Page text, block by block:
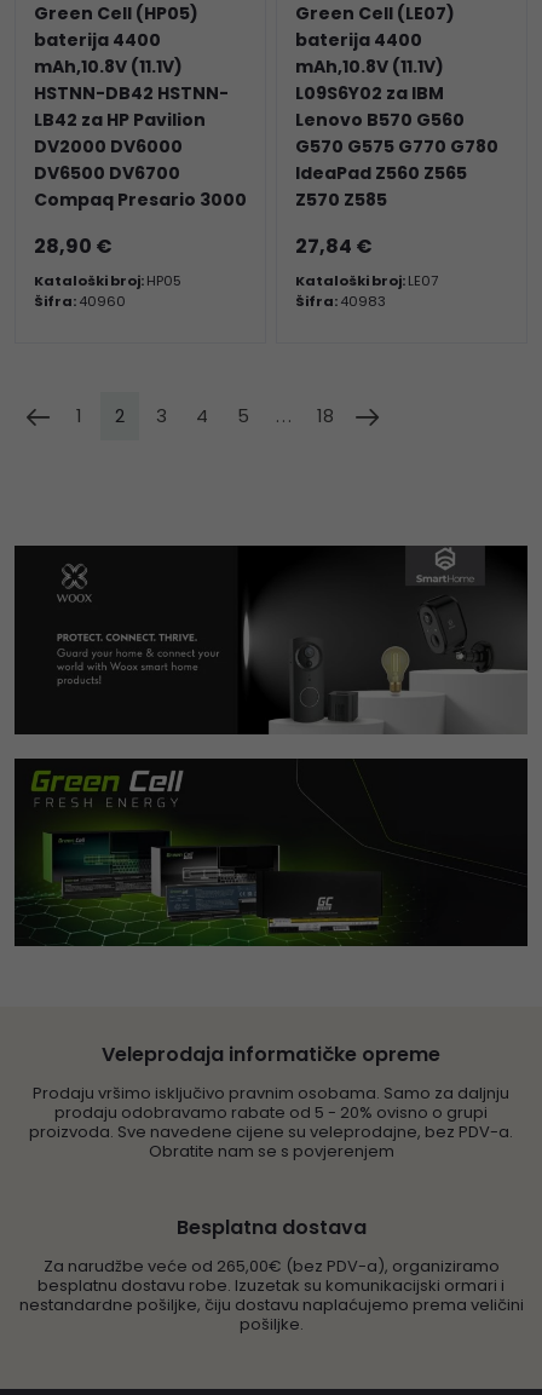
Green Cell (HP05)
baterija 4400
mAh,10.8V (11.1V)
HSTNN-DB42 HSTNN-
LB42 za HP Pavilion
DV2000 DV6000
DV6500 DV6700
Compaq Presario 3000
28,90 €
Kataloški broj:HP05
Šifra:40960
Green Cell (LE07)
baterija 4400
mAh,10.8V (11.1V)
L09S6Y02 za IBM
Lenovo B570 G560
G570 G575 G770 G780
IdeaPad Z560 Z565
Z570 Z585
27,84 €
Kataloški broj:LE07
Šifra:40983
1 2 3 4 5 ... 18
Veleprodaja informatičke opreme
Prodaju vršimo isključivo pravnim osobama. Samo za daljnju
prodaju odobravamo rabate od 5 - 20% ovisno o grupi
proizvoda. Sve navedene cijene su veleprodajne, bez PDV-a.
Obratite nam se s povjerenjem
Besplatna dostava
Za narudžbe veće od 265,00€ (bez PDV-a), organiziramo
besplatnu dostavu robe. Izuzetak su komunikacijski ormari i
nestandardne pošiljke, čiju dostavu naplaćujemo prema veličini
pošiljke.